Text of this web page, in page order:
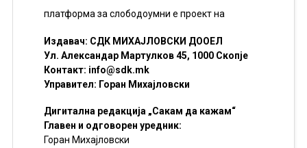
платформа за слободоумни е проект на
Издавач: СДК МИХАЈЛОВСКИ ДООЕЛ
Ул. Александар Мартулков 45, 1000 Скопје
Контакт: info@sdk.mk
Управител: Горан Михајловски
Дигитална редакција „Сакам да кажам“
Главен и одговорен уредник:
Горан Михајловски